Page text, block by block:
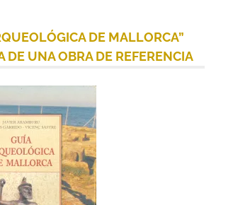
DE MALLORCA”
DE UNA OBRA DE REFERENCIA